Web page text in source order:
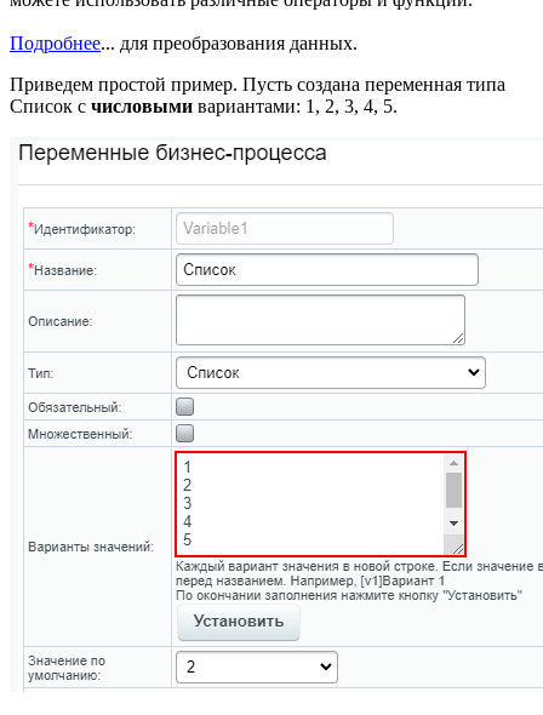
Подробнее... для преобразования данных.
Приведем простой пример. Пусть создана переменная типа
Список с числовыми вариантами: 1, 2, 3, 4, 5.